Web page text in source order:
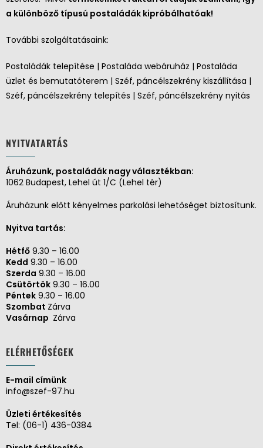
a különböző típusú postaládák kipróbálhatóak!
További szolgáltatásaink:
Postaládák telepítése | Postaláda webáruház | Postaláda
üzlet és bemutatóterem | Széf, páncélszekrény kiszállítása |
Széf, páncélszekrény telepítés | Széf, páncélszekrény nyitás
NYITVATARTÁS
Áruházunk, postaládák nagy választékban:
1062 Budapest, Lehel út 1/C (Lehel tér)
Áruházunk előtt kényelmes parkolási lehetőséget biztosítunk.
Nyitva tartás:
Hétfő 9.30 – 16.00
Kedd 9.30 – 16.00
Szerda 9.30 – 16.00
Csütörtök 9.30 – 16.00
Péntek 9.30 – 16.00
Szombat Zárva
Vasárnap Zárva
ELÉRHETŐSÉGEK
E-mail címünk
info@szef-97.hu
Üzleti értékesítés
Tel: (06-1) 436-0384